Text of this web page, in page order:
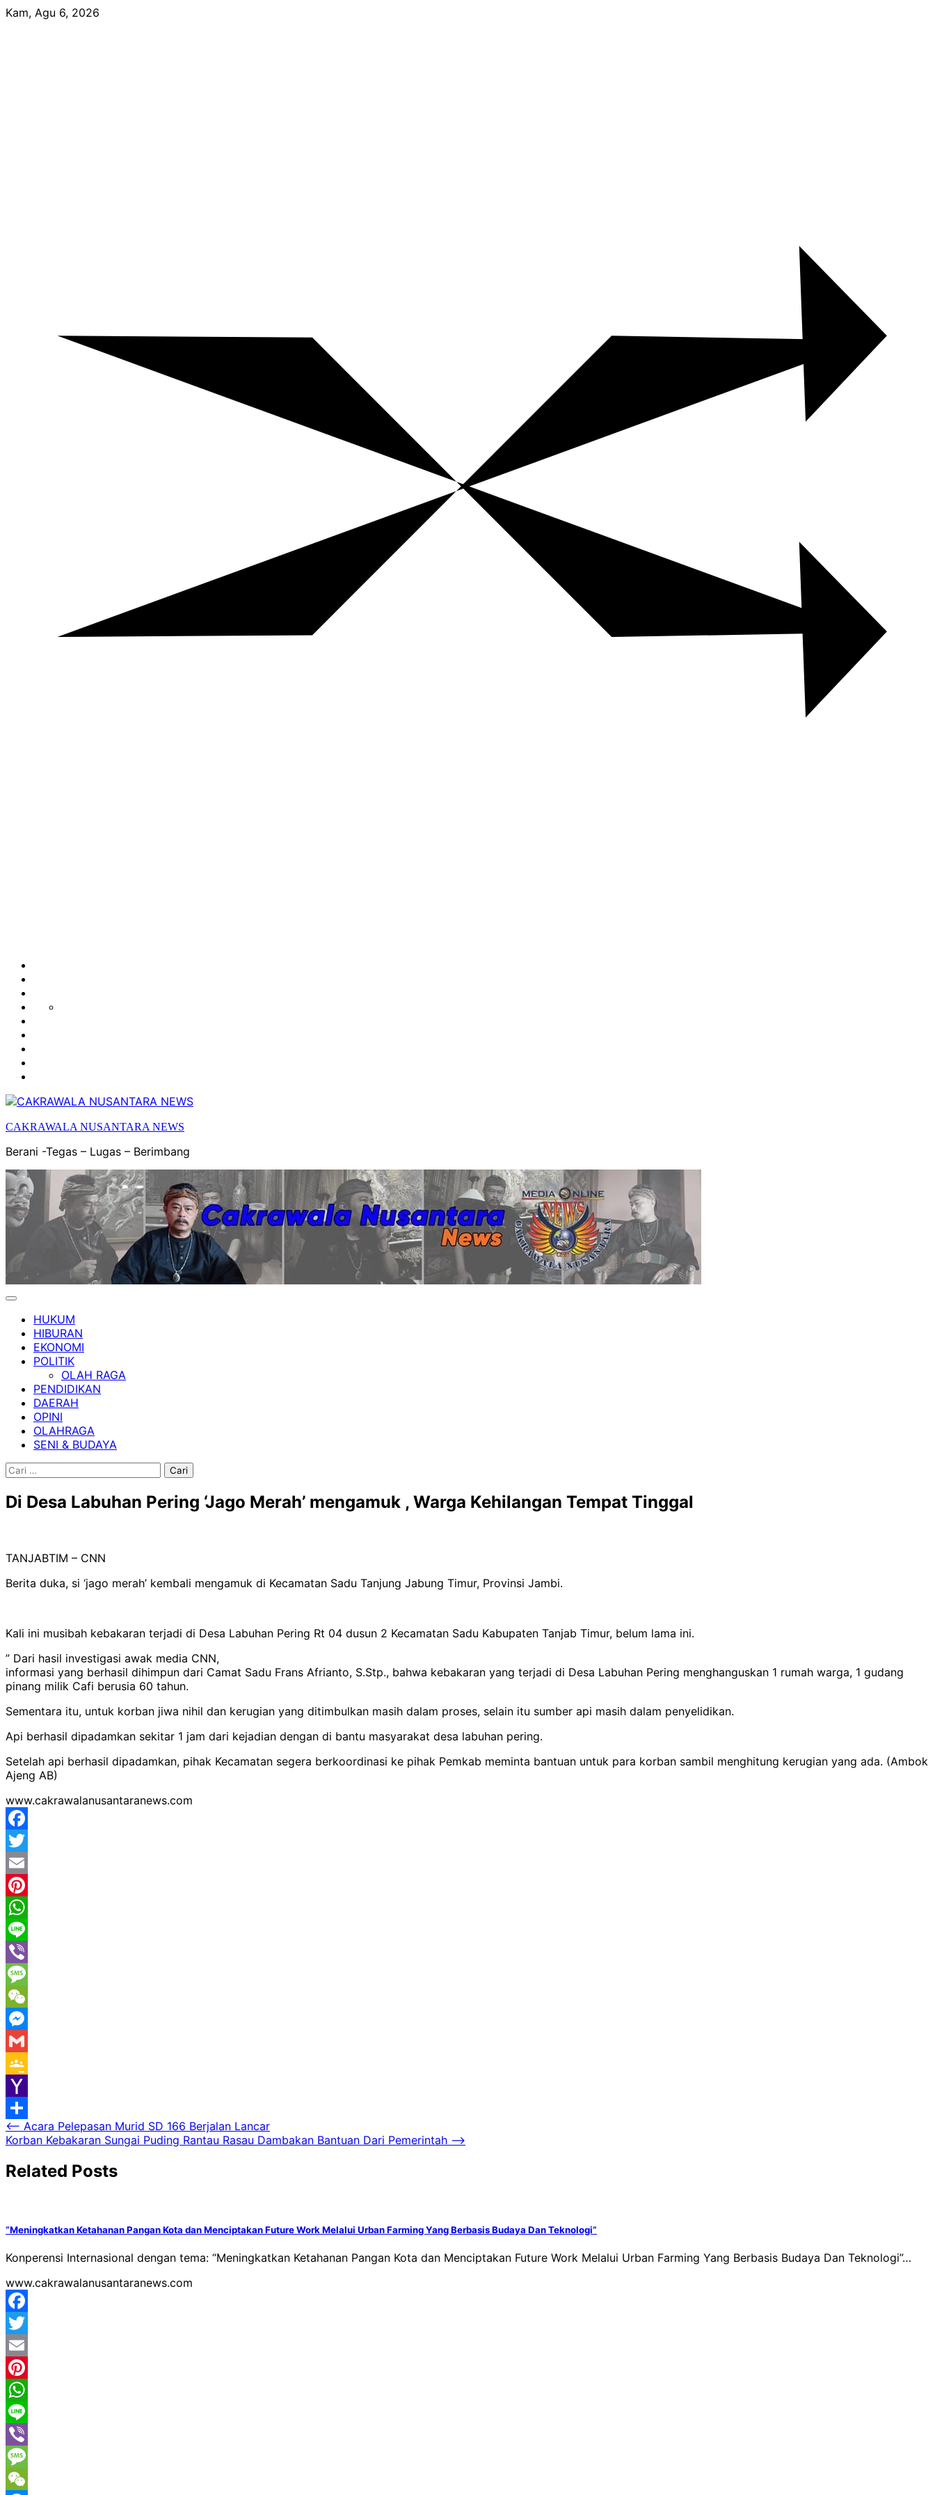
Skip
Kam, Agu 6, 2026
POLITIK
BUDAYA
CAKRAWALA NUSANTARA NEWS
Berani -Tegas – Lugas – Berimbang
HUKUM
HIBURAN
EKONOMI
POLITIK
OLAH RAGA
PENDIDIKAN
DAERAH
OPINI
OLAHRAGA
SENI & BUDAYA
Cari
Di Desa Labuhan Pering ‘Jago Merah’ mengamuk , Warga Kehilangan Tempat Tinggal
TANJABTIM – CNN
Berita duka, si ‘jago merah’ kembali mengamuk di Kecamatan Sadu Tanjung Jabung Timur, Provinsi Jambi.
Kali ini musibah kebakaran terjadi di Desa Labuhan Pering Rt 04 dusun 2 Kecamatan Sadu Kabupaten Tanjab Timur, belum lama ini.
” Dari hasil investigasi awak media CNN,
informasi yang berhasil dihimpun dari Camat Sadu Frans Afrianto, S.Stp., bahwa kebakaran yang terjadi di Desa Labuhan Pering menghanguskan 1 rumah warga, 1 gudang
pinang milik Cafi berusia 60 tahun.
Sementara itu, untuk korban jiwa nihil dan kerugian yang ditimbulkan masih dalam proses, selain itu sumber api masih dalam penyelidikan.
Api berhasil dipadamkan sekitar 1 jam dari kejadian dengan di bantu masyarakat desa labuhan pering.
Setelah api berhasil dipadamkan, pihak Kecamatan segera berkoordinasi ke pihak Pemkab meminta bantuan untuk para korban sambil menghitung kerugian yang ada. (Ambok
Ajeng AB)
www.cakrawalanusantaranews.com
Facebook
Twitter
Email
Pinterest
WhatsApp
Line
Viber
Message
WeChat
Messenger
Gmail
Google
Classroom
Yahoo
Mail
Share
Navigasi
pos
⟵ Acara Pelepasan Murid SD 166 Berjalan Lancar
Korban Kebakaran Sungai Puding Rantau Rasau Dambakan Bantuan Dari Pemerintah ⟶
Related Posts
“Meningkatkan Ketahanan Pangan Kota dan Menciptakan Future Work Melalui Urban Farming Yang Berbasis Budaya Dan Teknologi”
Konperensi Internasional dengan tema: “Meningkatkan Ketahanan Pangan Kota dan Menciptakan Future Work Melalui Urban Farming Yang Berbasis Budaya Dan Teknologi”…
www.cakrawalanusantaranews.com
Facebook
Twitter
Email
Pinterest
WhatsApp
Line
Viber
Message